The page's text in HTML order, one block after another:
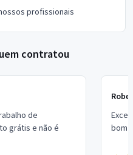
profissionais
contratou
de
grátis e não é
bom